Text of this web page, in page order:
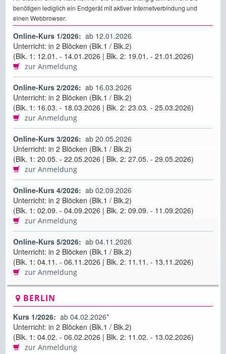
benötigen lediglich ein Endgerät mit aktiver Internetverbindung und
einen Webbrowser.
Online-Kurs 1/2026: ab 12.01.2026
Unterricht: in 2 Blöcken (Blk.1 / Blk.2)
(Blk. 1: 12.01. - 14.01.2026 | Blk. 2: 19.01. - 21.01.2026)
zur Anmeldung
Online-Kurs 2/2026: ab 16.03.2026
Unterricht: in 2 Blöcken (Blk.1 / Blk.2)
(Blk. 1: 16.03. - 18.03.2026 | Blk. 2: 23.03. - 25.03.2026)
zur Anmeldung
Online-Kurs 3/2026: ab 20.05.2026
Unterricht: in 2 Blöcken (Blk.1 / Blk.2)
(Blk. 1: 20.05. - 22.05.2026 | Blk. 2: 27.05. - 29.05.2026)
zur Anmeldung
Online-Kurs 4/2026: ab 02.09.2026
Unterricht: in 2 Blöcken (Blk.1 / Blk.2)
(Blk. 1: 02.09. - 04.09.2026 | Blk. 2: 09.09. - 11.09.2026)
zur Anmeldung
Online-Kurs 5/2026: ab 04.11.2026
Unterricht: in 2 Blöcken (Blk.1 / Blk.2)
(Blk. 1: 04.11. - 06.11.2026 | Blk. 2: 11.11. - 13.11.2026)
zur Anmeldung
BERLIN
Kurs 1/2026: ab 04.02.2026*
Unterricht: in 2 Blöcken (Blk.1 / Blk.2)
(Blk. 1: 04.02. - 06.02.2026 | Blk. 2: 11.02. - 13.02.2026)
zur Anmeldung